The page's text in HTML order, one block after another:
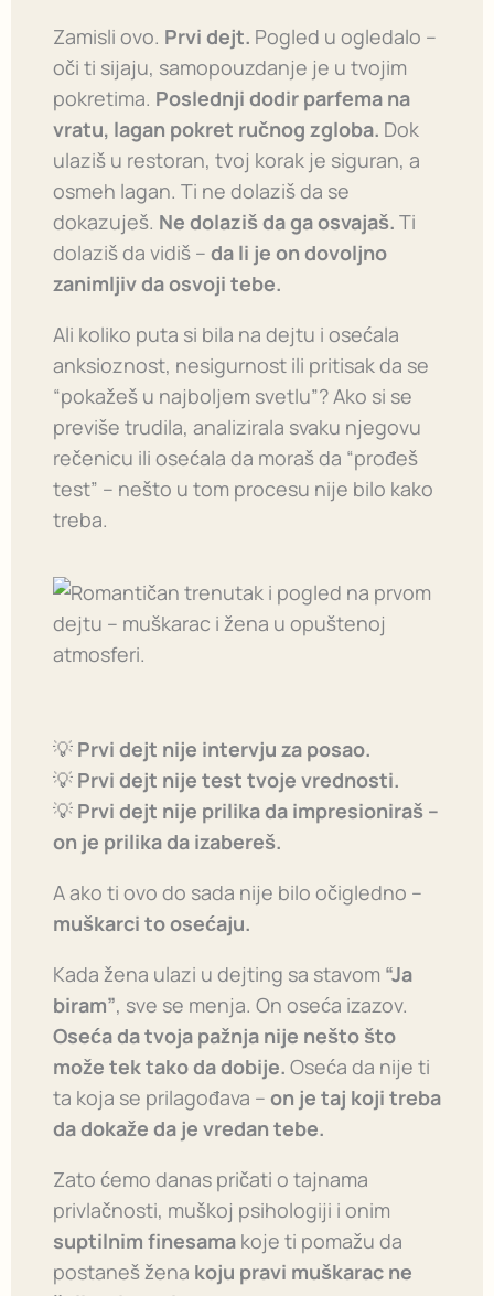
Zamisli ovo. Prvi dejt. Pogled u ogledalo –
oči ti sijaju, samopouzdanje je u tvojim
pokretima. Poslednji dodir parfema na
vratu, lagan pokret ručnog zgloba. Dok
ulaziš u restoran, tvoj korak je siguran, a
osmeh lagan. Ti ne dolaziš da se
dokazuješ. Ne dolaziš da ga osvajaš. Ti
dolaziš da vidiš – da li je on dovoljno
zanimljiv da osvoji tebe.
Ali koliko puta si bila na dejtu i osećala
anksioznost, nesigurnost ili pritisak da se
“pokažeš u najboljem svetlu”? Ako si se
previše trudila, analizirala svaku njegovu
rečenicu ili osećala da moraš da “prođeš
test” – nešto u tom procesu nije bilo kako
treba.
💡 Prvi dejt nije intervju za posao.
💡 Prvi dejt nije test tvoje vrednosti.
💡 Prvi dejt nije prilika da impresioniraš –
on je prilika da izabereš.
A ako ti ovo do sada nije bilo očigledno –
muškarci to osećaju.
Kada žena ulazi u dejting sa stavom “Ja
biram”, sve se menja. On oseća izazov.
Oseća da tvoja pažnja nije nešto što
može tek tako da dobije. Oseća da nije ti
ta koja se prilagođava – on je taj koji treba
da dokaže da je vredan tebe.
Zato ćemo danas pričati o tajnama
privlačnosti, muškoj psihologiji i onim
suptilnim finesamakoje ti pomažu da
postaneš žena koju pravi muškarac ne